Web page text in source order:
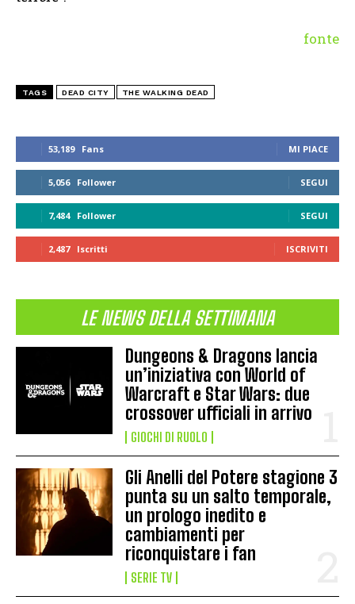
53,189 Fans MI PIACE
5,056 Follower SEGUI
7,484 Follower SEGUI
2,487 Iscritti ISCRIVITI
LE NEWS DELLA SETTIMANA
Dungeons & Dragons lancia
un’iniziativa con World of
Warcraft e Star Wars: due
crossover ufficiali in arrivo
GIOCHI DI RUOLO
Gli Anelli del Potere stagione 3
punta su un salto temporale,
un prologo inedito e
cambiamenti per
riconquistare i fan
SERIE TV
fonte
TAGS DEAD CITY THE WALKING DEAD